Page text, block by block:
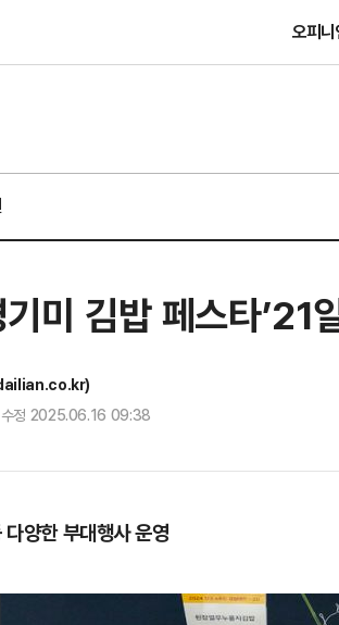
오피니
미 김밥 페스타’21
정 2025.06.16 09:38
다양한 부대행사 운영